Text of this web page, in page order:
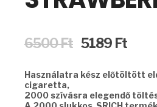
6500Ft Original
6500 Ft.
5189 Ft
5189
Használatra kész előtöltött
cigaretta,
2000 szívásra elegendő